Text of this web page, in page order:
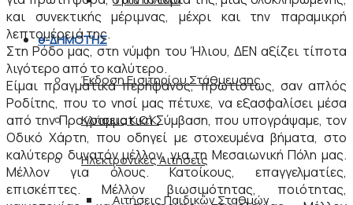
e-ΔΗΜΟΤΗΣ
Έκδοση Εισιτηρίου Στάθμευσης
Κλήσεις Κ.Ο.Κ.
Ηλεκτρονικές Αιτήσεις
Αιτήσεις Παιδικών Σταθμών
και συνεκτικής μέριμνας, μέχρι και την παραμικρή
λεπτομέρειά της.
Στη Ρόδο μας, στη νύμφη του Ήλιου, ΔΕΝ αξίζει τίποτα
λιγότερο από το καλύτερο.
Είμαι πραγματικά περήφανος, πρωτίστως, σαν απλός
Ροδίτης, που το νησί μας πέτυχε, να εξασφαλίσει μέσα
από την Προγραμματική Σύμβαση, που υπογράψαμε, τον
Οδικό Χάρτη, που οδηγεί με στοχευμένα βήματα, στο
καλύτερο δυνατόν μέλλον, για τη Μεσαιωνική Πόλη μας.
Μέλλον για όλους. Κατοίκους, επαγγελματίες,
επισκέπτες. Μέλλον βιωσιμότητας, ποιότητας,